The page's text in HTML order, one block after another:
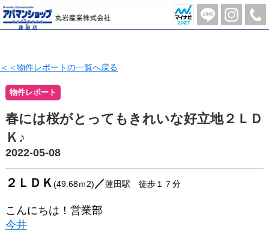
サニーハイツ栄3-101 | 蓮田市の不動産のことならアパマンショップ蓮田店-丸岩産業株式会社-
＜＜物件レポートの一覧へ戻る
物件レポート
春には桜がとってもきれいな好立地２ＬＤ
Ｋ♪
2022-05-08
２ＬＤＫ (49.68ｍ2) ／蓮田駅 徒歩１７分
こんにちは！営業部
今井